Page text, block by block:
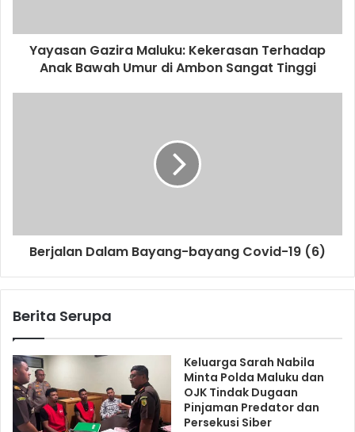
Yayasan Gazira Maluku: Kekerasan Terhadap
Anak Bawah Umur di Ambon Sangat Tinggi
Berjalan Dalam Bayang-bayang Covid-19 (6)
Berita Serupa
Keluarga Sarah Nabila
Minta Polda Maluku dan
OJK Tindak Dugaan
Pinjaman Predator dan
Persekusi Siber